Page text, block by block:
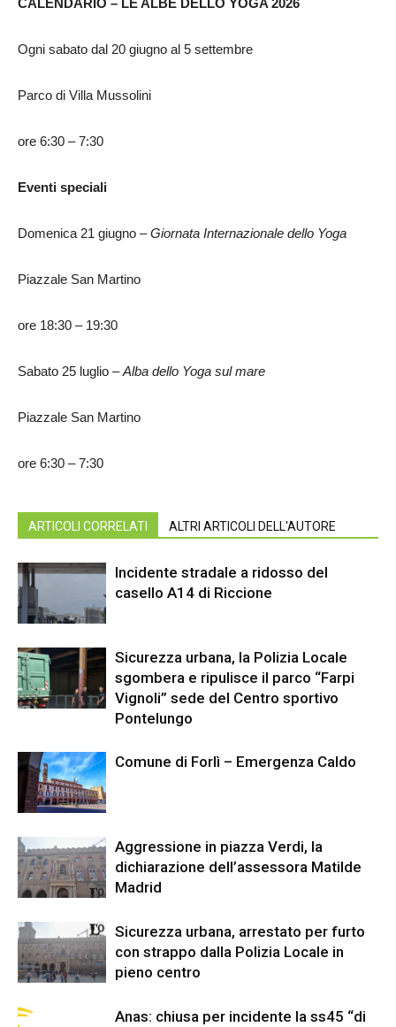
CALENDARIO – LE ALBE DELLO YOGA 2026
Ogni sabato dal 20 giugno al 5 settembre
Parco di Villa Mussolini
ore 6:30 – 7:30
Eventi speciali
Domenica 21 giugno –Giornata Internazionale dello Yoga
Piazzale San Martino
ore 18:30 – 19:30
Sabato 25 luglio –Alba dello Yoga sul mare
Piazzale San Martino
ore 6:30 – 7:30
ARTICOLI CORRELATI ALTRI ARTICOLI DELL'AUTORE
​Incidente stradale a ridosso del
casello A14 di Riccione
Sicurezza urbana, la Polizia Locale
sgombera e ripulisce il parco “Farpi
Vignoli” sede del Centro sportivo
Pontelungo
Comune di Forlì – Emergenza Caldo
Aggressione in piazza Verdi, la
dichiarazione dell’assessora Matilde
Madrid
Sicurezza urbana, arrestato per furto
con strappo dalla Polizia Locale in
pieno centro
Anas: chiusa per incidente la ss45 “di